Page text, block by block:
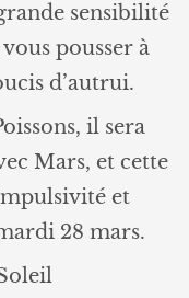
sensibilité
pousser à
d’autrui.
il sera
Mars, et cette
et
28 mars.